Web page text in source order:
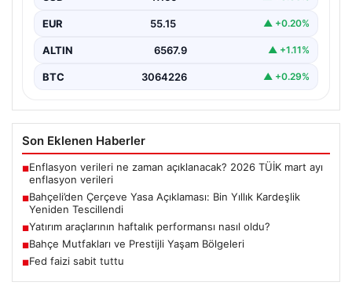
EUR 55.15 ▲ +0.20%
ALTIN 6567.9 ▲ +1.11%
BTC 3064226 ▲ +0.29%
Son Eklenen Haberler
■Enflasyon verileri ne zaman açıklanacak? 2026 TÜİK mart ayı
enflasyon verileri
■Bahçeli’den Çerçeve Yasa Açıklaması: Bin Yıllık Kardeşlik
Yeniden Tescillendi
■Yatırım araçlarının haftalık performansı nasıl oldu?
■Bahçe Mutfakları ve Prestijli Yaşam Bölgeleri
■Fed faizi sabit tuttu